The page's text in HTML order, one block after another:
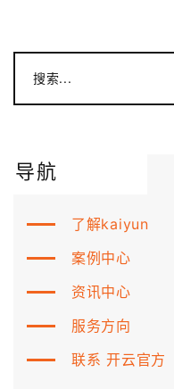
搜索...
导航
了解kaiyun
案例中心
资讯中心
服务方向
联系 开云官方